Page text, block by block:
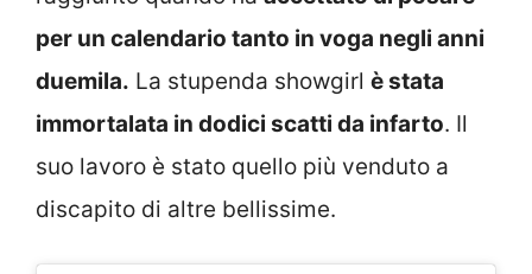
per un calendario tanto in voga negli anni
duemila. La stupenda showgirl è stata
immortalata in dodici scatti da infarto. Il
suo lavoro è stato quello più venduto a
discapito di altre bellissime.